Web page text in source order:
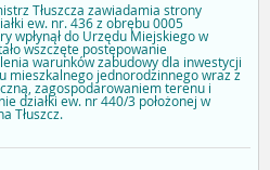
Tłuszcza zawiadamia strony
ew. nr. 436 z obrębu 0005
wpłynął do Urzędu Miejskiego w
wszczęte postępowanie
warunków zabudowy dla inwestycji
mieszkalnego jednorodzinnego wraz z
zagospodarowaniem terenu i
działki ew. nr 440/3 położonej w
Tłuszcz.